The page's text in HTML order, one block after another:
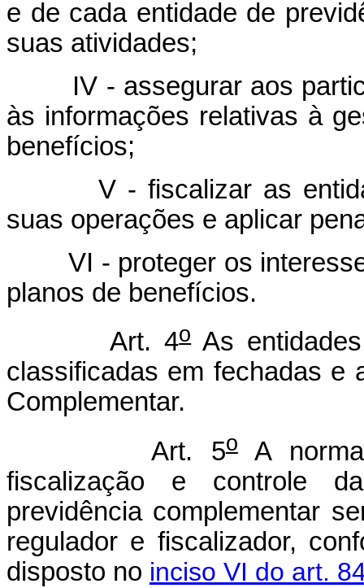
e de cada entidade de
suas atividades;
IV - assegurar aos
às informações relativas à
benefícios;
V - fiscalizar as
suas operações e aplicar
VI - proteger os
planos de benefícios.
Art. 4oAs
classificadas em fechadas e
Complementar.
Art. 5oA
fiscalização e controle
previdência complementar
regulador e fiscalizador,
disposto no inciso VI do art.